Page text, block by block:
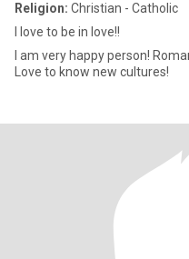
Religion: Christian - Catholic
I love to be in love!!
I am very happy person!
Love to know new cultures!